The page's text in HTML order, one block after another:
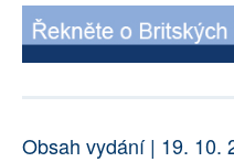
Obsah vydání | 19. 10.